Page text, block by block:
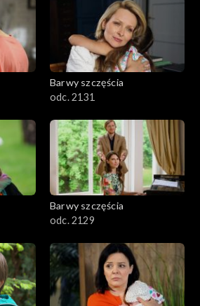
Barwy szczęścia
odc. 2131
Barwy szczęścia
odc. 2129